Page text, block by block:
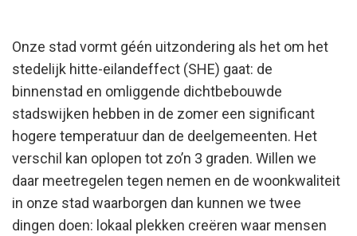
Onze stad vormt géén uitzondering als het om het
stedelijk hitte-eilandeffect (SHE) gaat: de
binnenstad en omliggende dichtbebouwde
stadswijken hebben in de zomer een significant
hogere temperatuur dan de deelgemeenten. Het
verschil kan oplopen tot zo’n 3 graden. Willen we
daar meetregelen tegen nemen en de woonkwaliteit
in onze stad waarborgen dan kunnen we twee
dingen doen: lokaal plekken creëren waar mensen